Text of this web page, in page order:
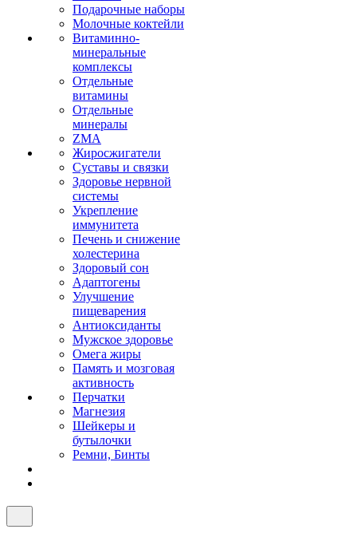
Подарочные наборы
Молочные коктейли
Витаминно-
минеральные
комплексы
Отдельные
витамины
Отдельные
минералы
ZMA
Жиросжигатели
Суставы и связки
Здоровье нервной
системы
Укрепление
иммунитета
Печень и снижение
холестерина
Здоровый сон
Адаптогены
Улучшение
пищеварения
Антиоксиданты
Мужское здоровье
Омега жиры
Память и мозговая
активность
Перчатки
Магнезия
Шейкеры и
бутылочки
Ремни, Бинты